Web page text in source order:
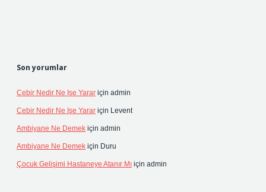
Son yorumlar
Cebir Nedir Ne Işe Yarar için admin
Cebir Nedir Ne Işe Yarar için Levent
Ambiyane Ne Demek için admin
Ambiyane Ne Demek için Duru
Çocuk Gelişimi Hastaneye Atanır Mı için admin